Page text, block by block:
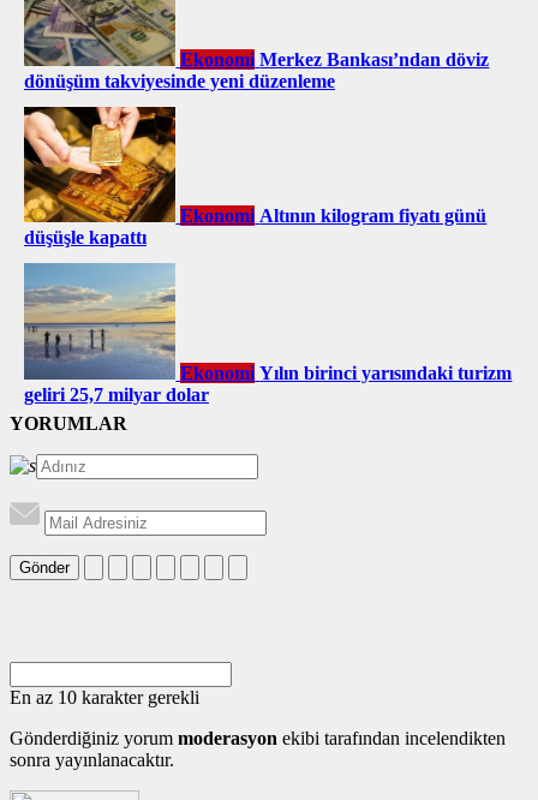
Ekonomi Merkez Bankası’ndan döviz
dönüşüm takviyesinde yeni düzenleme
Ekonomi Altının kilogram fiyatı günü
düşüşle kapattı
Ekonomi Yılın birinci yarısındaki turizm
geliri 25,7 milyar dolar
YORUMLAR
Gönder
En az 10 karakter gerekli
Gönderdiğiniz yorum moderasyon ekibi tarafından incelendikten
sonra yayınlanacaktır.